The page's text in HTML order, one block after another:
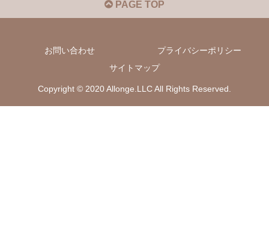
PAGE TOP
お問い合わせ
プライバシーポリシー
サイトマップ
Copyright © 2020 Allonge.LLC All Rights Reserved.